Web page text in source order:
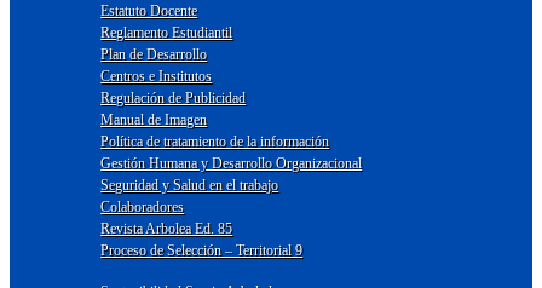
Estatuto Docente
Reglamento Estudiantil
Plan de Desarrollo
Centros e Institutos
Regulación de Publicidad
Manual de Imagen
Política de tratamiento de la información
Gestión Humana y Desarrollo Organizacional
Seguridad y Salud en el trabajo
Colaboradores
Revista Arbolea Ed. 85
Proceso de Selección – Territorial 9